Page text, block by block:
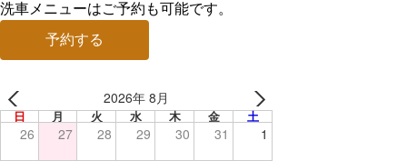
洗車メニューはご予約も可能です。
予約する
2026年 8月
日 月 火 水 木 金 土
26 27 28 29 30 31 1